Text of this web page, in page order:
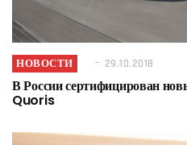
НОВОСТИ 29.10.2018
В России сертифицирован
Quoris